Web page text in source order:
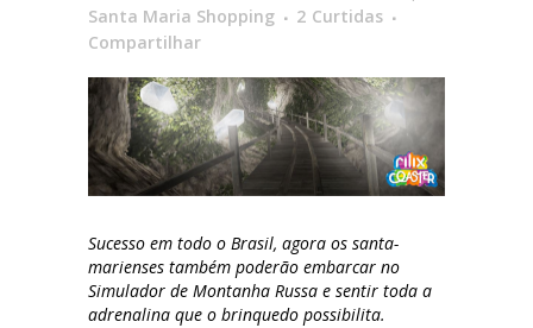
Santa Maria Shopping
2 Curtidas
Compartilhar
Sucesso em todo o Brasil, agora os santa-
marienses também poderão embarcar no
Simulador de Montanha Russa e sentir toda a
adrenalina que o brinquedo possibilita.